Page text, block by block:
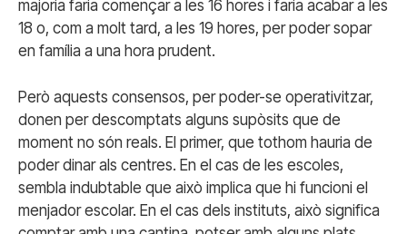
majoria faria començar a les 16 hores i faria acabar a les
18 o, com a molt tard, a les 19 hores, per poder sopar
en família a una hora prudent.
Però aquests consensos, per poder-se operativitzar,
donen per descomptats alguns supòsits que de
moment no són reals. El primer, que tothom hauria de
poder dinar als centres. En el cas de les escoles,
sembla indubtable que això implica que hi funcioni el
menjador escolar. En el cas dels instituts, això significa